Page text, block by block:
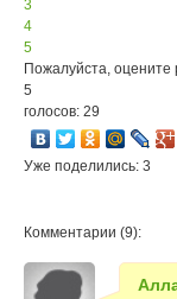
3
4
5
Пожалуйста, оцените
5
голосов: 29
Уже поделились: 3
Комментарии (9):